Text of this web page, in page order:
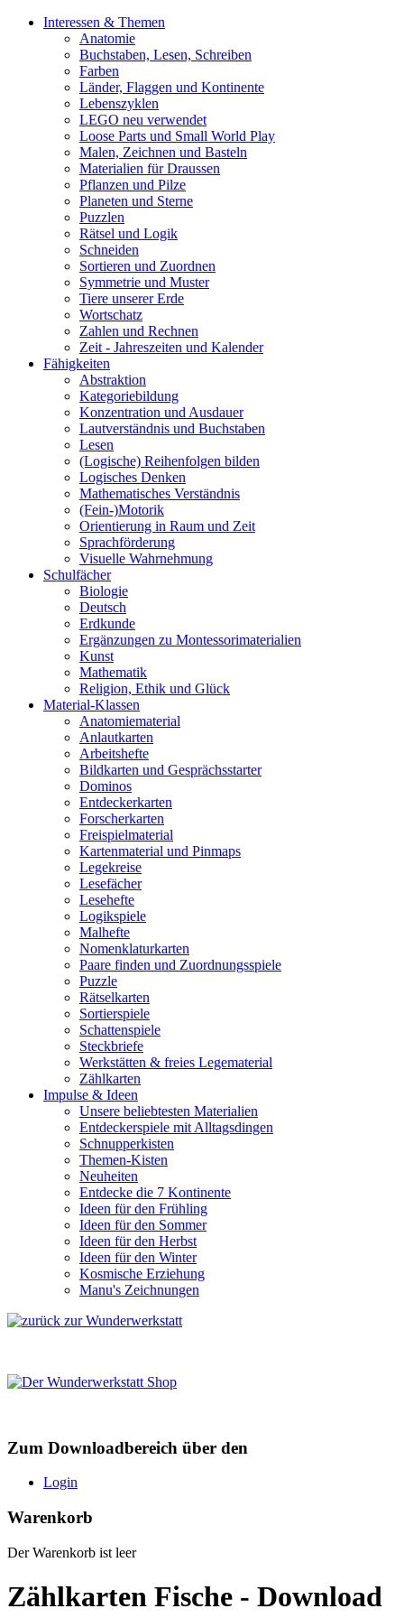
Interessen & Themen
Anatomie
Buchstaben, Lesen, Schreiben
Farben
Länder, Flaggen und Kontinente
Lebenszyklen
LEGO neu verwendet
Loose Parts und Small World Play
Malen, Zeichnen und Basteln
Materialien für Draussen
Pflanzen und Pilze
Planeten und Sterne
Puzzlen
Rätsel und Logik
Schneiden
Sortieren und Zuordnen
Symmetrie und Muster
Tiere unserer Erde
Wortschatz
Zahlen und Rechnen
Zeit - Jahreszeiten und Kalender
Fähigkeiten
Abstraktion
Kategoriebildung
Konzentration und Ausdauer
Lautverständnis und Buchstaben
Lesen
(Logische) Reihenfolgen bilden
Logisches Denken
Mathematisches Verständnis
(Fein-)Motorik
Orientierung in Raum und Zeit
Sprachförderung
Visuelle Wahrnehmung
Schulfächer
Biologie
Deutsch
Erdkunde
Ergänzungen zu Montessorimaterialien
Kunst
Mathematik
Religion, Ethik und Glück
Material-Klassen
Anatomiematerial
Anlautkarten
Arbeitshefte
Bildkarten und Gesprächsstarter
Dominos
Entdeckerkarten
Forscherkarten
Freispielmaterial
Kartenmaterial und Pinmaps
Legekreise
Lesefächer
Lesehefte
Logikspiele
Malhefte
Nomenklaturkarten
Paare finden und Zuordnungsspiele
Puzzle
Rätselkarten
Sortierspiele
Schattenspiele
Steckbriefe
Werkstätten & freies Legematerial
Zählkarten
Impulse & Ideen
Unsere beliebtesten Materialien
Entdeckerspiele mit Alltagsdingen
Schnupperkisten
Themen-Kisten
Neuheiten
Entdecke die 7 Kontinente
Ideen für den Frühling
Ideen für den Sommer
Ideen für den Herbst
Ideen für den Winter
Kosmische Erziehung
Manu's Zeichnungen
Zum Downloadbereich über den
Login
Warenkorb
Der Warenkorb ist leer
Zählkarten Fische - Download